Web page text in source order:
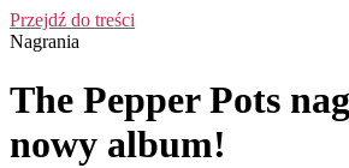
Przejdź do treści
Nagrania
The Pepper Pots
nowy album!